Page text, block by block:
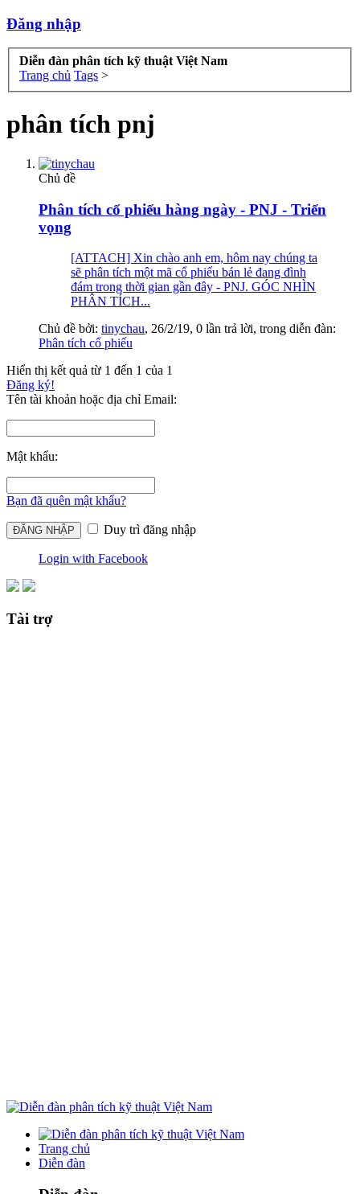
Đăng nhập
Diễn đàn phân tích kỹ thuật Việt Nam
Trang chủ Tags >
phân tích pnj
Chủ đề
Phân tích cổ phiếu hàng ngày - PNJ - Triển
vọng
[ATTACH] Xin chào anh em, hôm nay chúng ta
sẽ phân tích một mã cổ phiếu bán lẻ đang đình
đám trong thời gian gần đây - PNJ. GÓC NHÌN
PHÂN TÍCH...
Chủ đề bởi: tinychau, 26/2/19, 0 lần trả lời, trong diễn đàn:
Phân tích cổ phiếu
Hiển thị kết quả từ 1 đến 1 của 1
Đăng ký!
Tên tài khoản hoặc địa chỉ Email:
Mật khẩu:
Bạn đã quên mật khẩu?
Duy trì đăng nhập
Login with Facebook
Tài trợ
Trang chủ
Diễn đàn